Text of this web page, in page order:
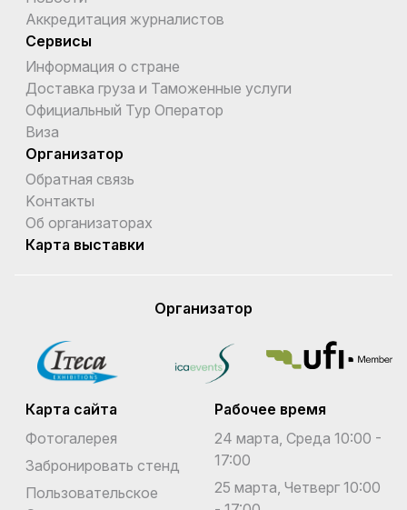
Аккредитация журналистов
Сервисы
Информация о стране
Доставка груза и Таможенные услуги
Официальный Тур Оператор
Виза
Организатор
Обратная связь
Kонтакты
Об организаторах
Карта выставки
Организатор
Карта сайта
Фотогалерея
Забронировать стенд
Пользовательское
Рабочее время
24 марта, Среда 10:00 -
17:00
25 марта, Четверг 10:00